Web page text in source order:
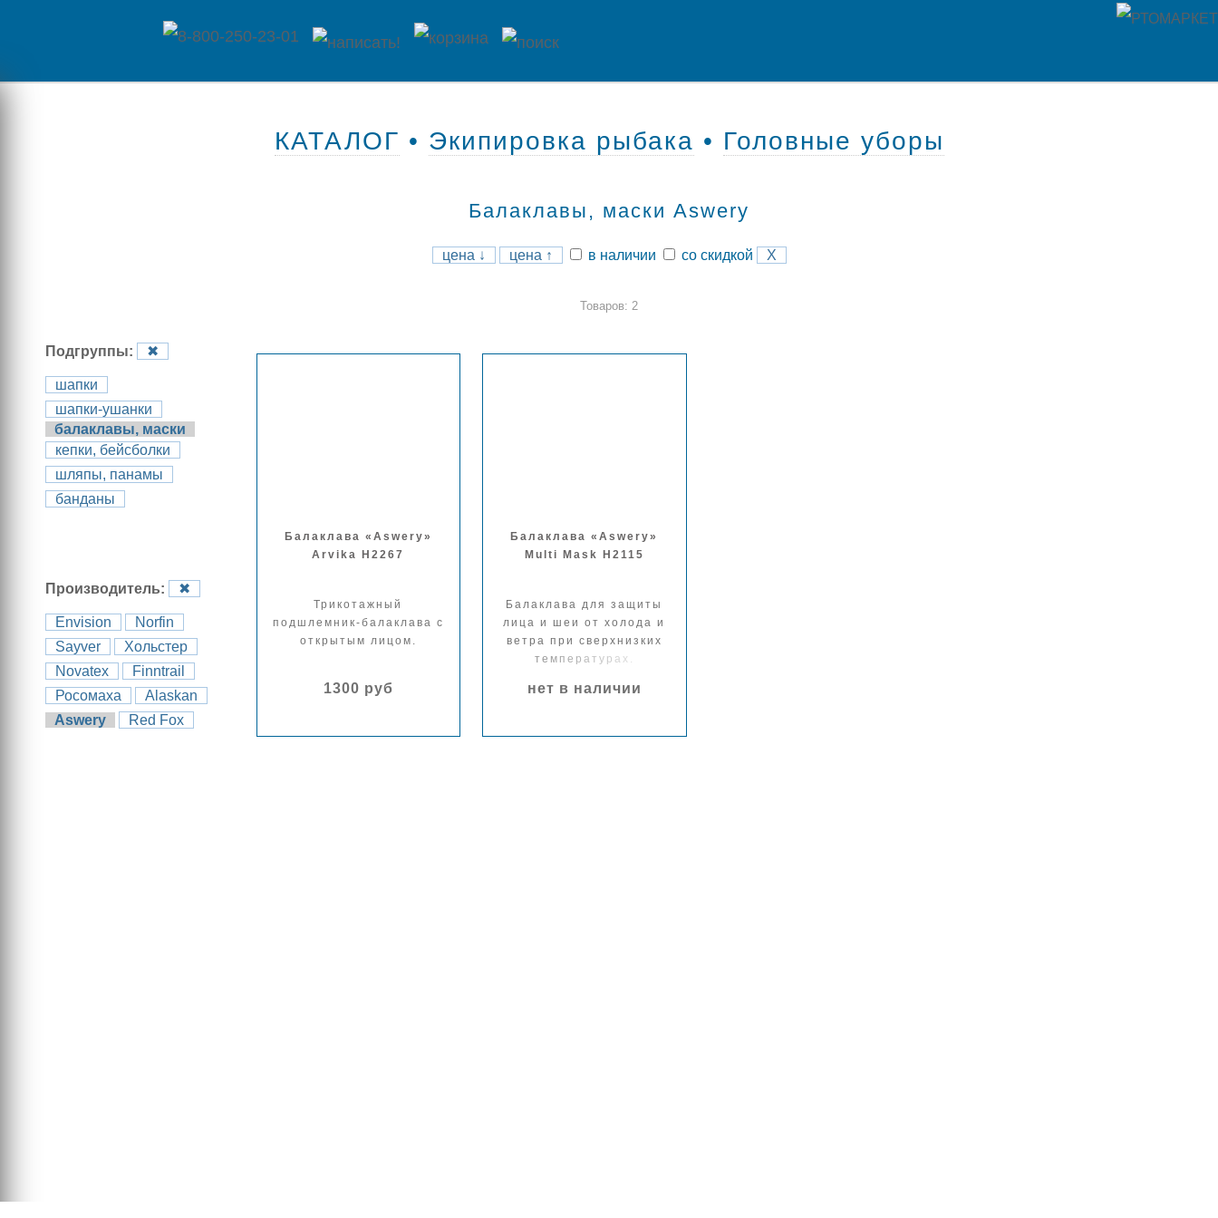
магазине
КАТАЛОГ • Экипировка рыбака • Головные уборы
Балаклавы, маски Aswery
цена ↓ цена ↑ в наличии со скидкой X
Товаров: 2
Подгруппы: ✖
шапки
шапки-ушанки
балаклавы, маски
кепки, бейсболки
шляпы, панамы
банданы
Производитель: ✖
Envision
Norfin
Sayver
Хольстер
Novatex
Finntrail
Росомаха
Alaskan
Aswery
Red Fox
Балаклава «Aswery»
Arvika H2267
Трикотажный
подшлемник-балаклава с
открытым лицом.
1300 руб
Балаклава «Aswery»
Multi Mask H2115
Балаклава для защиты
лица и шеи от холода и
ветра при сверхнизких
температурах.
нет в наличии